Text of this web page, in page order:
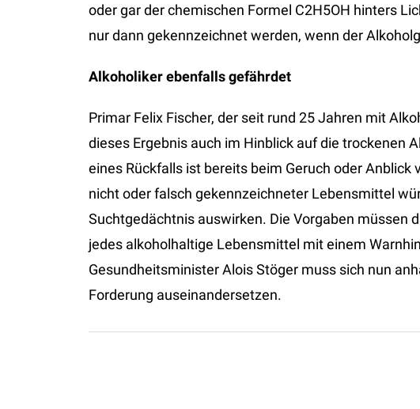
oder gar der chemischen Formel C2H5OH hinters
nur dann gekennzeichnet werden, wenn der
Alkoholiker ebenfalls gefährdet
Primar Felix Fischer, der seit rund 25 Jahren mit
dieses Ergebnis auch im Hinblick auf die trockenen
eines Rückfalls ist bereits beim Geruch oder Anblick
nicht oder falsch gekennzeichneter Lebensmittel
Suchtgedächtnis auswirken. Die Vorgaben müssen
jedes alkoholhaltige Lebensmittel mit einem
Gesundheitsminister Alois Stöger muss sich nun
Forderung auseinandersetzen.